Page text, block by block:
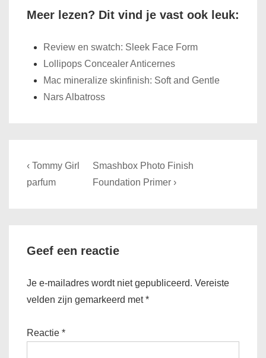
Meer lezen? Dit vind je vast ook leuk:
Review en swatch: Sleek Face Form
Lollipops Concealer Anticernes
Mac mineralize skinfinish: Soft and Gentle
Nars Albatross
Bericht
navigatie
Previous
Post
‹ Tommy Girl
parfum
Next
Post
Smashbox Photo Finish
Foundation Primer ›
Geef een reactie
Je e-mailadres wordt niet gepubliceerd. Vereiste
velden zijn gemarkeerd met*
Reactie *